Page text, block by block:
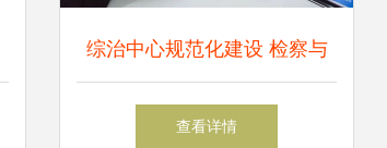
综治中心规范化建设 检察与
综治双向发力，为群众撑起信
查看详情